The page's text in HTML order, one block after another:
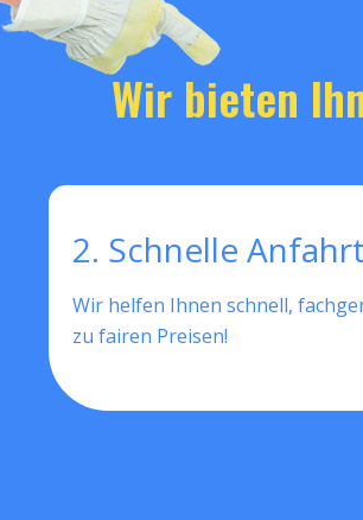
Wir bieten
2. Schnelle Anfahrt
Wir helfen Ihnen schnell,
zu fairen Preisen!